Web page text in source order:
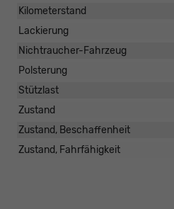
Kilometerstand
Lackierung
Nichtraucher-Fahrzeug
Polsterung
Stützlast
Zustand
Zustand, Beschaffenheit
Zustand, Fahrfähigkeit